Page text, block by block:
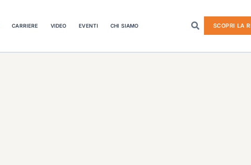
CARRIERE VIDEO EVENTI CHI SIAMO SCOPRI LA